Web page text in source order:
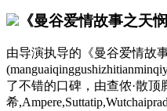
《曼谷爱情故事之天
由导演执导的《曼谷爱情故
了不错的口碑，由查侬·散顶
希